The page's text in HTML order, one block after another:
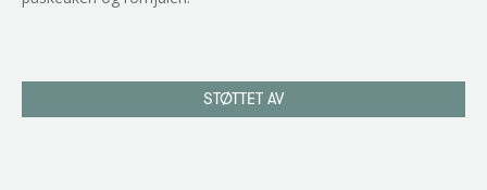
STØTTET AV